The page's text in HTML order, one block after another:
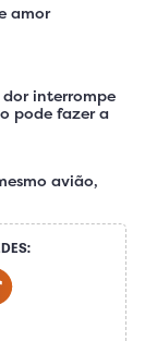
amor
interrompe
pode fazer a
avião,
MediaMedia
Social Media
Tiktok Social
Social Media